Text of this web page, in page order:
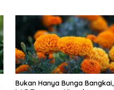
Bukan Hanya Bunga Bangkai,